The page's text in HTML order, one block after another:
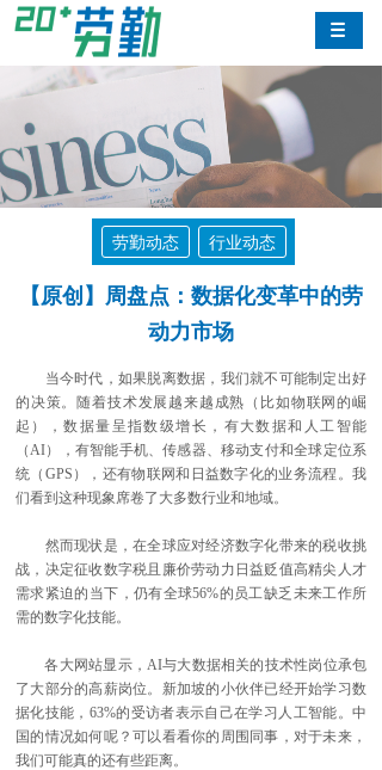
劳勤动态 行业动态
【原创】周盘点：数据化变革中的劳
动力市场
当今时代，如果脱离数据，我们就不可能制定出好
的决策。随着技术发展越来越成熟（比如物联网的崛
起），数据量呈指数级增长，有大数据和人工智能
（AI），有智能手机、传感器、移动支付和全球定位系
统（GPS），还有物联网和日益数字化的业务流程。我
们看到这种现象席卷了大多数行业和地域。
然而现状是，在全球应对经济数字化带来的税收挑
战，决定征收数字税且廉价劳动力日益贬值高精尖人才
需求紧迫的当下，仍有全球56%的员工缺乏未来工作所
需的数字化技能。
各大网站显示，AI与大数据相关的技术性岗位承包
了大部分的高薪岗位。新加坡的小伙伴已经开始学习数
据化技能，63%的受访者表示自己在学习人工智能。中
国的情况如何呢？可以看看你的周围同事，对于未来，
我们可能真的还有些距离。